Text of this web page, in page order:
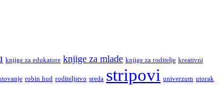
knjige za edukatore knjige za mlade knjige za roditelje kreativni
robin hud roditeljstvo sreda stripovi univerzum utorak